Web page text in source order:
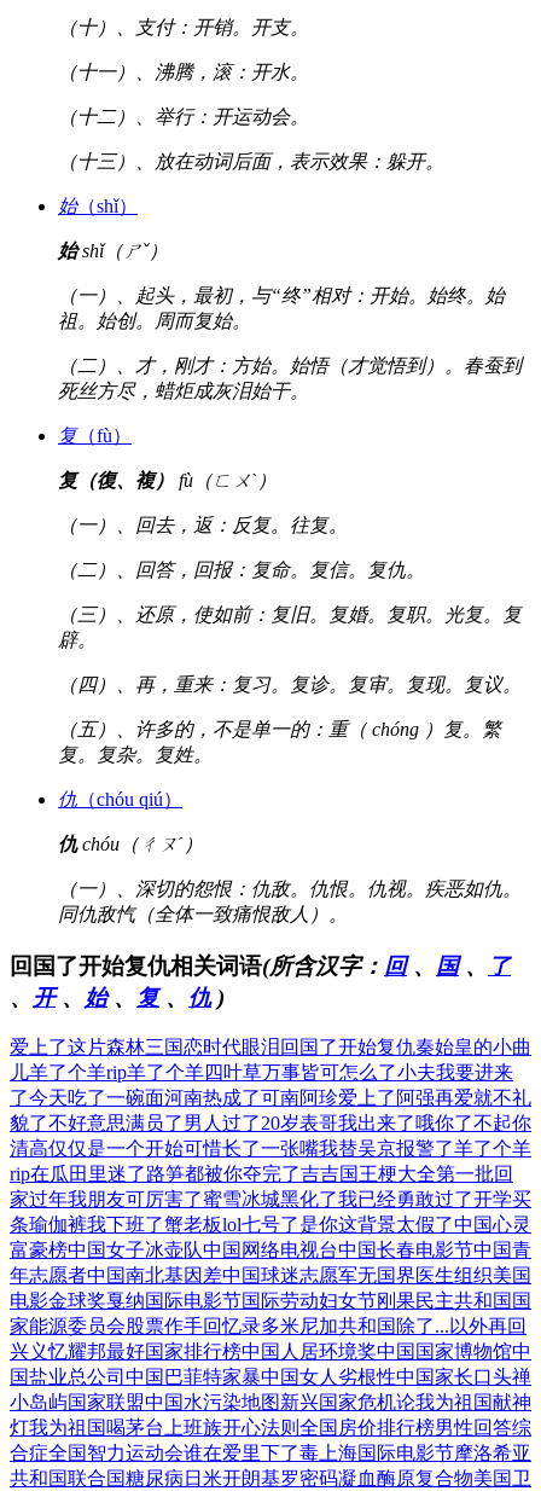
（十）、支付：开销。开支。
（十一）、沸腾，滚：开水。
（十二）、举行：开运动会。
（十三）、放在动词后面，表示效果：躲开。
始（shǐ）
始shǐ（ㄕˇ）
（一）、起头，最初，与“终”相对：开始。始终。始
祖。始创。周而复始。
（二）、才，刚才：方始。始悟（才觉悟到）。春蚕到
死丝方尽，蜡炬成灰泪始干。
复（fù）
复（復、複） fù（ㄈㄨˋ）
（一）、回去，返：反复。往复。
（二）、回答，回报：复命。复信。复仇。
（三）、还原，使如前：复旧。复婚。复职。光复。复
辟。
（四）、再，重来：复习。复诊。复审。复现。复议。
（五）、许多的，不是单一的：重（ chóng ）复。繁
复。复杂。复姓。
仇 （chóu qiú）
仇chóu（ㄔㄡˊ）
（一）、深切的怨恨：仇敌。仇恨。仇视。疾恶如仇。
同仇敌忾（全体一致痛恨敌人）。
回国了开始复仇相关词语(所含汉字： 回、 国、
了
、 开、 始、 复、 仇)
爱上了这片森林三国恋时代眼泪 回国了开始复仇秦始皇的小曲
儿羊了个羊rip羊了个羊四叶草万事皆可怎么了小夫我要进来
了今天吃了一碗面河南热成了可南阿珍爱上了阿强再爱就不礼
貌了不好意思满员了男人过了20岁表哥我出来了哦你了不起你
清高仅仅是一个开始可惜长了一张嘴我替吴京报警了羊了个羊
rip在瓜田里迷了路笋都被你夺完了吉吉国王梗大全第一批回
家过年我朋友可厉害了蜜雪冰城黑化了我已经勇敢过了开学买
条瑜伽裤我下班了蟹老板lol七号了是你这背景太假了中国心灵
富豪榜中国女子冰壶队中国网络电视台中国长春电影节中国青
年志愿者中国南北基因差中国球迷志愿军无国界医生组织美国
电影金球奖戛纳国际电影节国际劳动妇女节刚果民主共和国 国
家能源委员会股票作手回忆录多米尼加共和国 除了...以外再回
兴义忆耀邦最好国家排行榜中国人居环境奖中国国家博物馆中
国盐业总公司 中国巴菲特家暴中国女人劣根性中国家长口头禅
小岛屿国家联盟中国水污染地图新兴国家危机论我为祖国献神
灯我为祖国喝茅台 上班族开心法则 全国房价排行榜男性回答综
合症全国智力运动会谁在爱里下了毒 上海国际电影节摩洛希亚
共和国联合国糖尿病日 米开朗基罗密码凝血酶原复合物美国卫